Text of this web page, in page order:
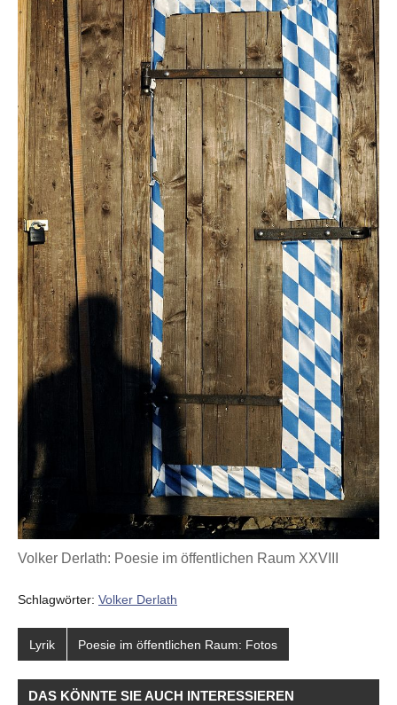
Volker Derlath: Poesie im öffentlichen Raum XXVIII
Schlagwörter: Volker Derlath
Lyrik Poesie im öffentlichen Raum: Fotos
DAS KÖNNTE SIE AUCH INTERESSIEREN